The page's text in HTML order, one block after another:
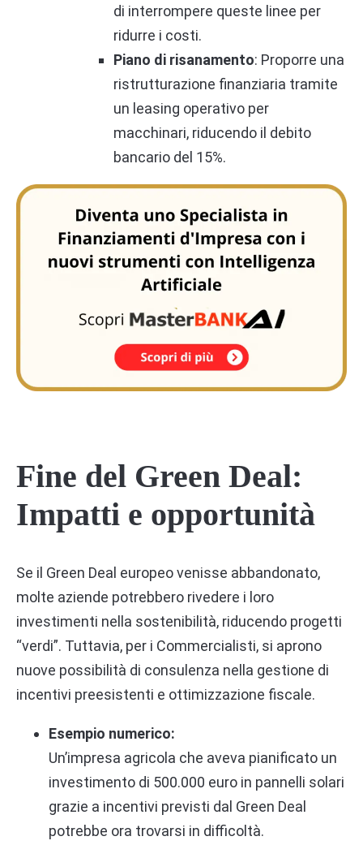
di interrompere queste linee per
ridurre i costi.
Piano di risanamento: Proporre una
ristrutturazione finanziaria tramite
un leasing operativo per
macchinari, riducendo il debito
bancario del 15%.
Fine del Green Deal:
Impatti e opportunità
Se il Green Deal europeo venisse abbandonato,
molte aziende potrebbero rivedere i loro
investimenti nella sostenibilità, riducendo progetti
“verdi”. Tuttavia, per i Commercialisti, si aprono
nuove possibilità di consulenza nella gestione di
incentivi preesistenti e ottimizzazione fiscale.
Esempio numerico:
Un’impresa agricola che aveva pianificato un
investimento di 500.000 euro in pannelli solari
grazie a incentivi previsti dal Green Deal
potrebbe ora trovarsi in difficoltà.